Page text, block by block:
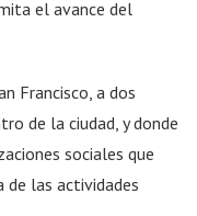
el avance del
Francisco, a dos
de la ciudad, y donde
sociales que
de las actividades